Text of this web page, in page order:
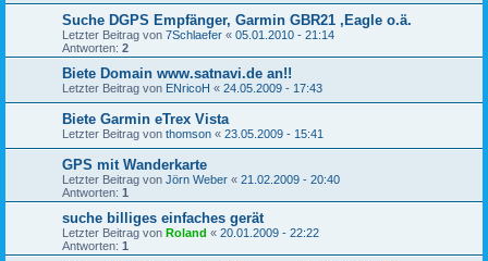
Suche DGPS Empfänger, Garmin GBR21 ,Eagle o.ä.
Letzter Beitrag von 7Schlaefer « 05.01.2010 - 21:14
Antworten: 2
Biete Domain www.satnavi.de an!!
Letzter Beitrag von ENricoH « 24.05.2009 - 17:43
Biete Garmin eTrex Vista
Letzter Beitrag von thomson « 23.05.2009 - 15:41
GPS mit Wanderkarte
Letzter Beitrag von Jörn Weber « 21.02.2009 - 20:40
Antworten: 1
suche billiges einfaches gerät
Letzter Beitrag von Roland « 20.01.2009 - 22:22
Antworten: 1